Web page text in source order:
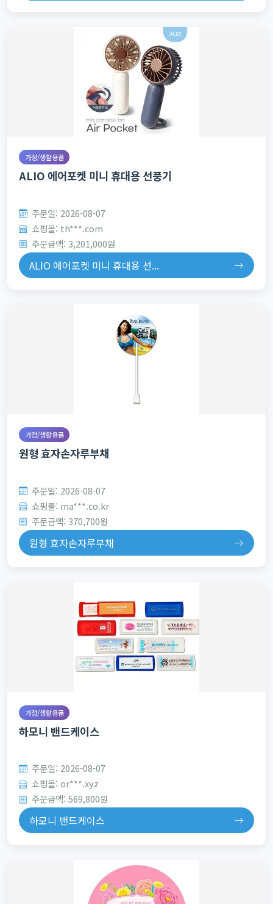
가정/생활용품
ALIO 에어포켓 미니 휴대용 선풍기
주문일: 2026-08-07
쇼핑몰: th***.com
주문금액: 3,201,000원
ALIO 에어포켓 미니 휴대용 선...
가정/생활용품
원형 효자손자루부채
주문일: 2026-08-07
쇼핑몰: ma***.co.kr
주문금액: 370,700원
원형 효자손자루부채
가정/생활용품
하모니 밴드케이스
주문일: 2026-08-07
쇼핑몰: or***.xyz
주문금액: 569,800원
하모니 밴드케이스